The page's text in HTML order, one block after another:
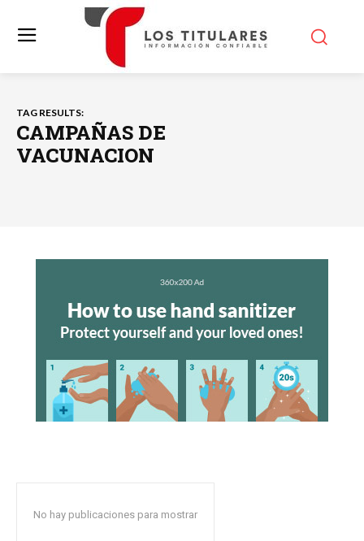
TAG RESULTS:
CAMPAÑAS DE
VACUNACION
No hay publicaciones para mostrar